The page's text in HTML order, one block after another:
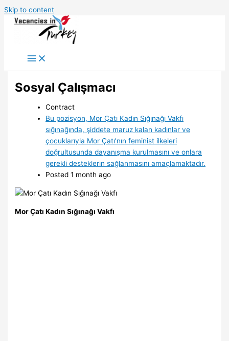
Skip to content
Sosyal Çalışmacı
Contract
Bu pozisyon, Mor Çatı Kadın Sığınağı Vakfı
sığınağında, şiddete maruz kalan kadınlar ve
çocuklarıyla Mor Çatı’nın feminist ilkeleri
doğrultusunda dayanışma kurulmasını ve onlara
gerekli desteklerin sağlanmasını amaçlamaktadır.
Posted 1 month ago
Mor Çatı Kadın Sığınağı Vakfı